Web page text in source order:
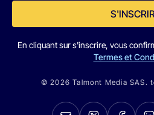
En cliquant sur s'inscrire, vous
Termes et
© 2026 Talmont Media SAS.